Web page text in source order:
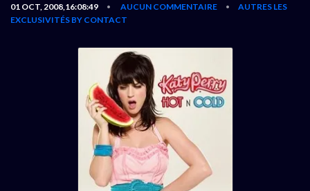
01 OCT, 2008,16:08:49 • AUCUN COMMENTAIRE • AUTRES LES
EXCLUSIVITÉS BY CONTACT